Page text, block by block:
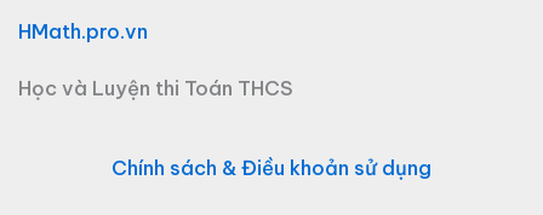
HMath.pro.vn
Học và Luyện thi Toán THCS
Chính sách & Điều khoản sử dụng